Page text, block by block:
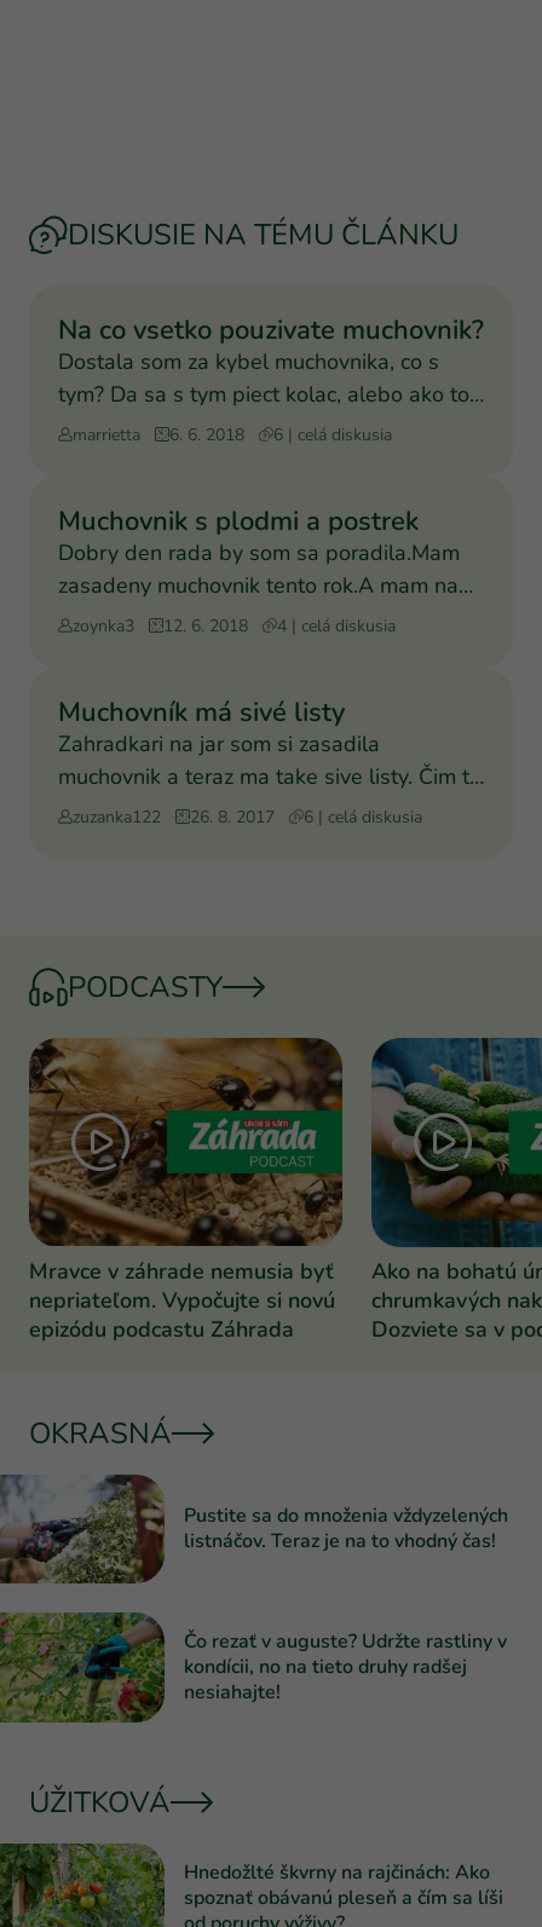
DISKUSIE NA TÉMU ČLÁNKU
Na co vsetko pouzivate muchovnik?
Dostala som za kybel muchovnika, co s
tym? Da sa s tym piect kolac, alebo ako to
pouzit? Dakujem
marrietta 6. 6. 2018 6 | celá diskusia
Muchovnik s plodmi a postrek
Dobry den rada by som sa poradila.Mam
zasadeny muchovnik tento rok.A mam na
nom asi 30bobuliek,uz sa
zoynka3 12. 6. 2018 4 | celá diskusia
Muchovník má sivé listy
Zahradkari na jar som si zasadila
muchovnik a teraz ma take sive listy. Čim to
je?zuzanka122 26. 8. 2017 6 | celá diskusia
PODCASTY
Mravce v záhrade nemusia byť
nepriateľom. Vypočujte si novú
epizódu podcastu Záhrada
Ako na bohatú
chrumkavých
Dozviete sa v
OKRASNÁ
Pustite sa do množenia vždyzelených
listnáčov. Teraz je na to vhodný čas!
Čo rezať v auguste? Udržte rastliny v
kondícii, no na tieto druhy radšej
nesiahajte!
ÚŽITKOVÁ
Hnedožlté škvrny na rajčinách: Ako
spoznať obávanú pleseň a čím sa líši